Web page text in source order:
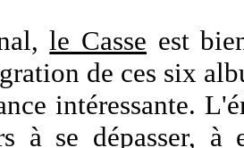
le Casse est
de ces six
intéressante.
à se dépasser,